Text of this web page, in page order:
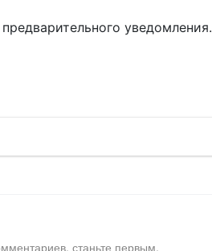
уведомления.
станьте первым.